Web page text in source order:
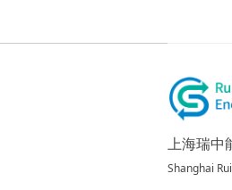
上海瑞中
Shanghai